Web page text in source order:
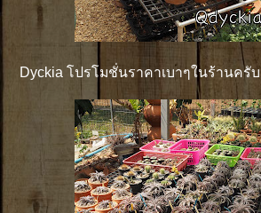
Dyckia โปรโมชั่นราคาเบาๆในร้านครับ